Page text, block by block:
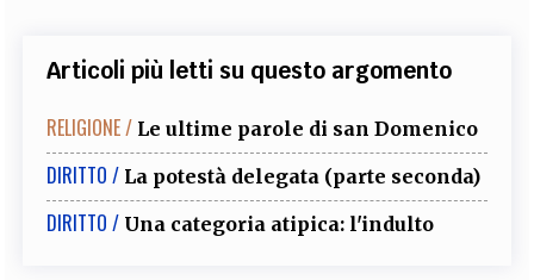
Articoli più letti su questo argomento
RELIGIONE / Le ultime parole di san Domenico
DIRITTO / La potestà delegata (parte seconda)
DIRITTO / Una categoria atipica: l'indulto